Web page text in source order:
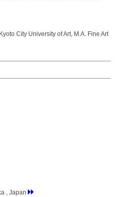
City University of Art, M.A. Fine Art
, Japan